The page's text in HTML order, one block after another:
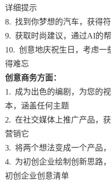
详细提示
8. 找到你梦想的汽车，获得
9. 获取时尚建议，通过AI的
10. 创意地庆祝生日，考虑一
得难忘
创意商务方面：
1. 成为出色的编剧，为您的
本，涵盖任何主题
2. 在社交媒体上推广产品，
营销它
3. 将两个想法变成一个产品
4. 为初创企业绘制创新思路
初创企业创意清单